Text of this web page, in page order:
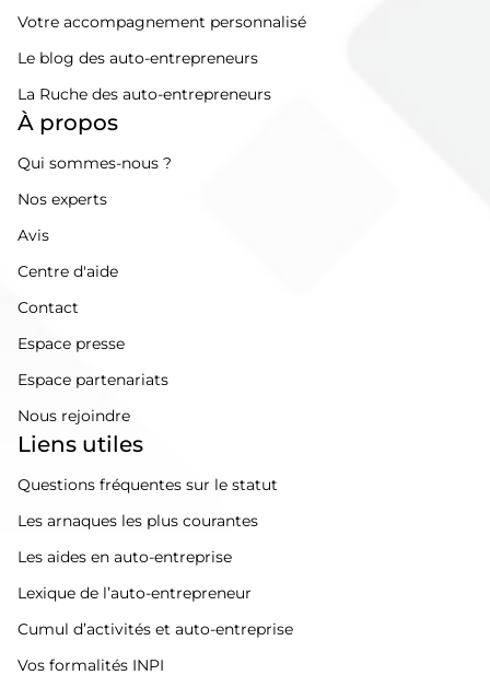
Votre accompagnement personnalisé
Le blog des auto-entrepreneurs
La Ruche des auto-entrepreneurs
À propos
Qui sommes-nous ?
Nos experts
Avis
Centre d'aide
Contact
Espace presse
Espace partenariats
Nous rejoindre
Liens utiles
Questions fréquentes sur le statut
Les arnaques les plus courantes
Les aides en auto-entreprise
Lexique de l’auto-entrepreneur
Cumul d’activités et auto-entreprise
Vos formalités INPI